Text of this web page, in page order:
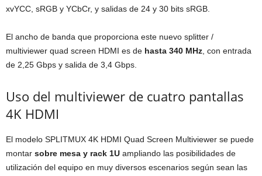
xvYCC, sRGB y YCbCr, y salidas de 24 y 30 bits sRGB.
El ancho de banda que proporciona este nuevo splitter /
multiviewer quad screen HDMI es de hasta 340 MHz , con entrada
de 2,25 Gbps y salida de 3,4 Gbps.
Uso del multiviewer de cuatro pantallas
4K HDMI
El modelo SPLITMUX 4K HDMI Quad Screen Multiviewer se puede
montar sobre mesa y rack 1U ampliando las posibilidades de
utilización del equipo en muy diversos escenarios según sean las